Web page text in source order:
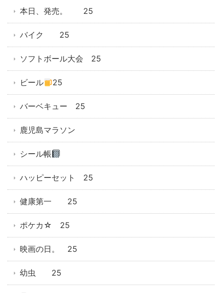
本日、発売。 25
バイク 25
ソフトボール大会 25
ビール 25
バーベキュー 25
鹿児島マラソン
シール帳
ハッピーセット 25
健康第一 25
ポケカ☆ 25
映画の日。 25
幼虫 25